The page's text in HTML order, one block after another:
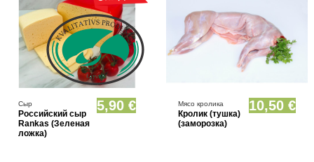
Товар имеется в различных вариантах
Сыр
Российский сыр
Rankas (Зеленая
ложка)
5,90 € Мясо кролика
Кролик (тушка)
(заморозка)
10,50 €